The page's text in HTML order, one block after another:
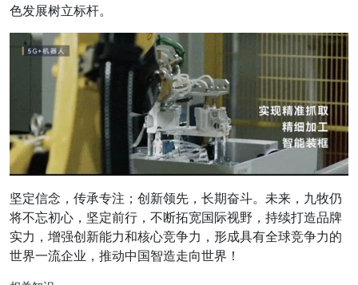
色发展树立标杆。
坚定信念，传承专注；创新领先，长期奋斗。未来，九牧仍
将不忘初心，坚定前行，不断拓宽国际视野，持续打造品牌
实力，增强创新能力和核心竞争力，形成具有全球竞争力的
世界一流企业，推动中国智造走向世界！